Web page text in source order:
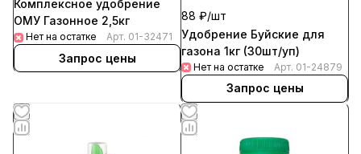
Комплексное удобрение
ОМУ Газонное 2,5кг
Нет на остатке Арт. 01-32471
Запрос цены
88 ₽/шт
Удобрение Буйские для
газона 1кг (30шт/уп)
Нет на остатке Арт. 01-24879
Запрос цены